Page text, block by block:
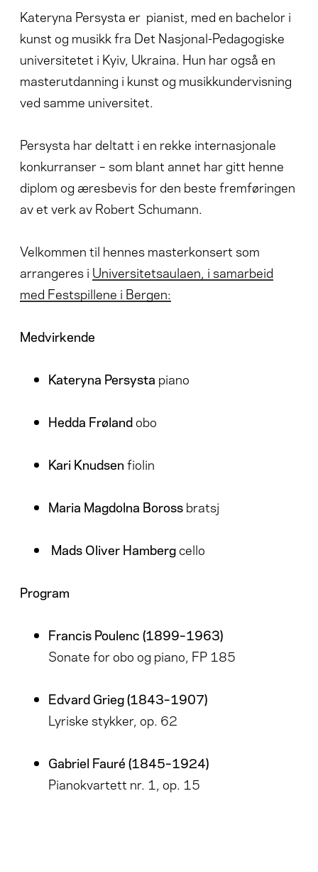
Kateryna Persysta er pianist, med en bachelor i
kunst og musikk fra Det Nasjonal-Pedagogiske
universitetet i Kyiv, Ukraina. Hun har også en
masterutdanning i kunst og musikkundervisning
ved samme universitet.
Persysta har deltatt i en rekke internasjonale
konkurranser – som blant annet har gitt henne
diplom og æresbevis for den beste fremføringen
av et verk av Robert Schumann.
Velkommen til hennes masterkonsert som
arrangeres i Universitetsaulaen, i samarbeid
med Festspillene i Bergen:
Medvirkende
Kateryna Persysta piano
Hedda Frølandobo
Kari Knudsen fiolin
Maria Magdolna Boross bratsj
Mads Oliver Hambergcello
Program
Francis Poulenc (1899–1963)
Sonate for obo og piano, FP 185
Edvard Grieg (1843–1907)
Lyriske stykker, op. 62
Gabriel Fauré (1845–1924)
Pianokvartett nr. 1, op. 15